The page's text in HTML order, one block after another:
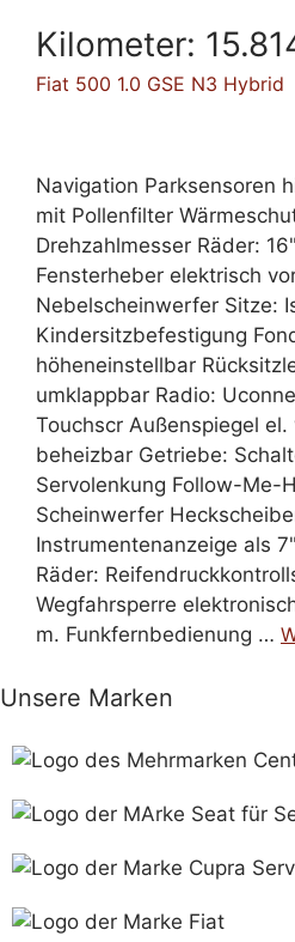
Kilometer:
Fiat 500 1.0 GSE N3 Hybrid
Navigation Parksensoren
mit Pollenfilter
Drehzahlmesser Räder:
Fensterheber elektrisch
Nebelscheinwerfer Sitze:
Kindersitzbefestigung
höheneinstellbar
umklappbar Radio:
Touchscr Außenspiegel el.
beheizbar Getriebe:
Servolenkung Follow-Me-
Scheinwerfer
Instrumentenanzeige als
Räder:
Wegfahrsperre
m. Funkfernbedienung …
Unsere Marken